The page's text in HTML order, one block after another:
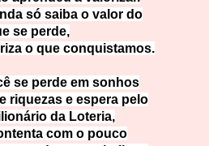
só saiba o valor do
se perde,
o que conquistamos.
se perde em sonhos
riquezas e espera pelo
da Loteria,
com o pouco